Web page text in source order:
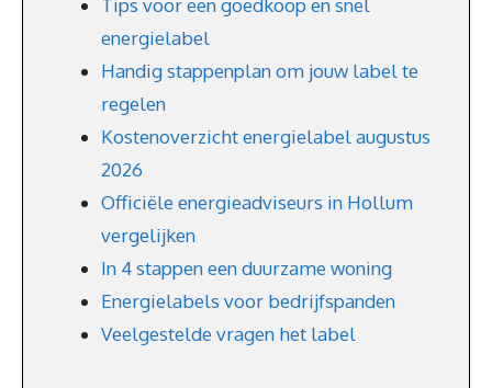
Tips voor een goedkoop en snel
energielabel
Handig stappenplan om jouw label te
regelen
Kostenoverzicht energielabel augustus
2026
Officiële energieadviseurs in Hollum
vergelijken
In 4 stappen een duurzame woning
Energielabels voor bedrijfspanden
Veelgestelde vragen het label